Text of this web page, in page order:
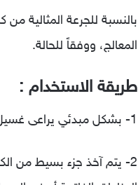
بالنسبة للجرعة
المعالج، ووفقاً للحالة.
طريقة الاستخدام :
1- بشكل مبدئي يراعى غسيل اليدين جيداً قبل استعمال الكريم مباشرةً .
2- يتم آخذ جزء بسيط من